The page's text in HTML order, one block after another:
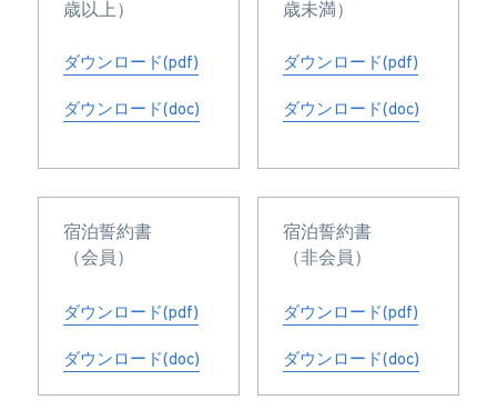
歳以上）
ダウンロード(pdf)
ダウンロード(doc)
歳未満）
ダウンロード(pdf)
ダウンロード(doc)
宿泊誓約書
（会員）
ダウンロード(pdf)
ダウンロード(doc)
宿泊誓約書
（非会員）
ダウンロード(pdf)
ダウンロード(doc)